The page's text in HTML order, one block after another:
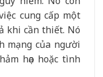
cung cấp một
khi cần thiết. Nó
mạng của người
họa hoặc tình